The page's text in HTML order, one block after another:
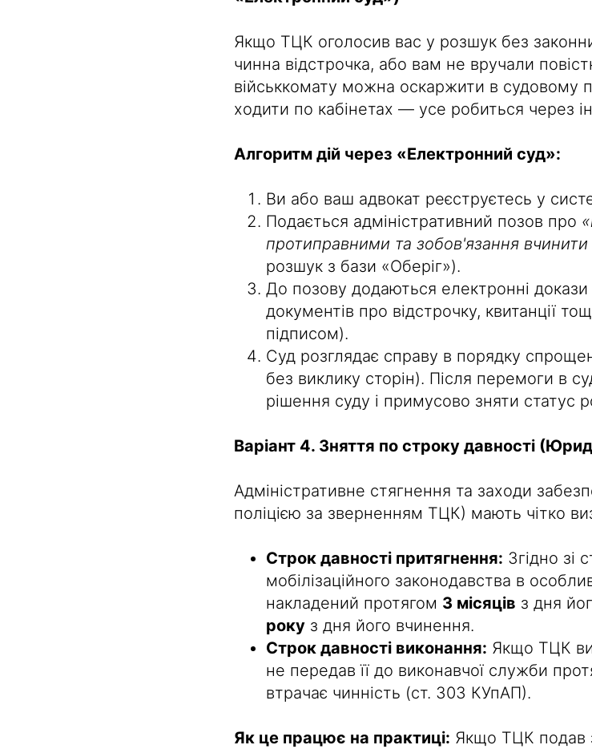
Якщо ТЦК оголосив вас у розшук без
чинна відстрочка, або вам не вручали
військкомату можна оскаржити в судовому
ходити по кабінетах — усе робиться через
Алгоритм дій через «Електронний суд»:
Ви або ваш адвокат реєструєтесь у
Подається адміністративний позов про
протиправними та зобов'язання вчинити
розшук з бази «Оберіг»).
До позову додаються електронні
документів про відстрочку, квитанції
підписом).
Суд розглядає справу в порядку
без виклику сторін). Після перемоги в
рішення суду і примусово зняти статус
Варіант 4. Зняття по строку давності
Адміністративне стягнення та заходи
поліцією за зверненням ТЦК) мають чітко
Строк давності притягнення: Згідно зі
мобілізаційного законодавства в
накладений протягом 3 місяців з дня
року з дня його вчинення.
Строк давності виконання: Якщо ТЦК
не передав її до виконавчої служби
втрачає чинність (ст. 303 КУпАП).
Як це працює на практиці: Якщо ТЦК подав